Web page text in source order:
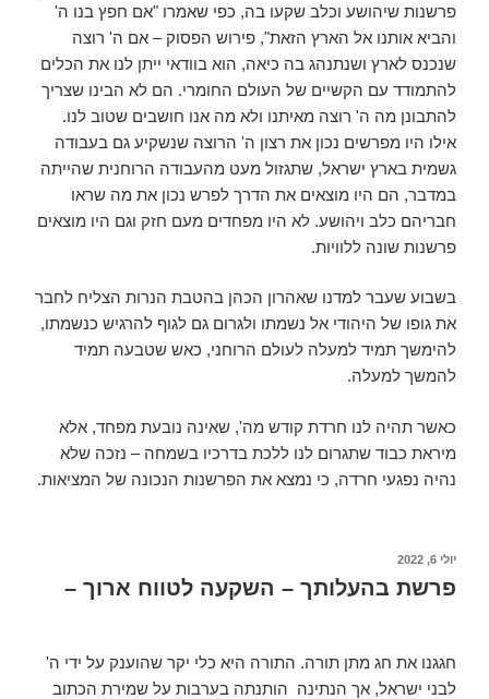
פרשנות שיהושע וכלב שקעו בה, כפי שאמרו "אם חפץ בנו ה'
והביא אותנו אל הארץ הזאת", פירוש הפסוק – אם ה' רוצה
שנכנס לארץ ושנתנהג בה כיאה, הוא בוודאי ייתן לנו את הכלים
להתמודד עם הקשיים של העולם החומרי. הם לא הבינו שצריך
להתבונן מה ה' רוצה מאיתנו ולא מה אנו חושבים שטוב לנו.
אילו היו מפרשים נכון את רצון ה' הרוצה שנשקיע גם בעבודה
גשמית בארץ ישראל, שתגזול מעט מהעבודה הרוחנית שהייתה
במדבר, הם היו מוצאים את הדרך לפרש נכון את מה שראו
חבריהם כלב ויהושע. לא היו מפחדים מעם חזק וגם היו מוצאים
פרשנות שונה ללוויות.
בשבוע שעבר למדנו שאהרון הכהן בהטבת הנרות הצליח לחבר
את גופו של היהודי אל נשמתו ולגרום גם לגוף להרגיש כנשמתו,
להימשך תמיד למעלה לעולם הרוחני, כאש שטבעה תמיד
להמשך למעלה.
כאשר תהיה לנו חרדת קודש מה', שאינה נובעת מפחד, אלא
מיראת כבוד שתגרום לנו ללכת בדרכיו בשמחה – נזכה שלא
נהיה נפגעי חרדה, כי נמצא את הפרשנות הנכונה של המציאות.
יולי 6, 2022
פרשת בהעלותך – השקעה לטווח ארוך –
חגגנו את חג מתן תורה. התורה היא כלי יקר שהוענק על ידי ה'
לבני ישראל, אך הנתינה הותנתה בערבות על שמירת הכתוב